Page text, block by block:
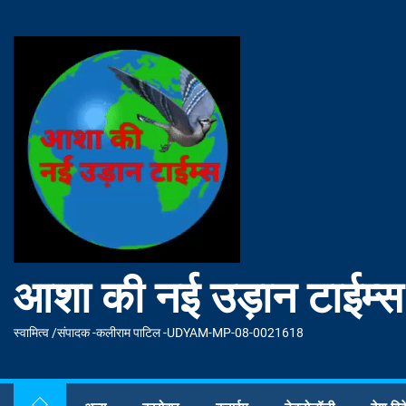
आशा की नई उड़ान टाईम्स
स्वामित्व /संपादक -कलीराम पाटिल -UDYAM-MP-08-0021618